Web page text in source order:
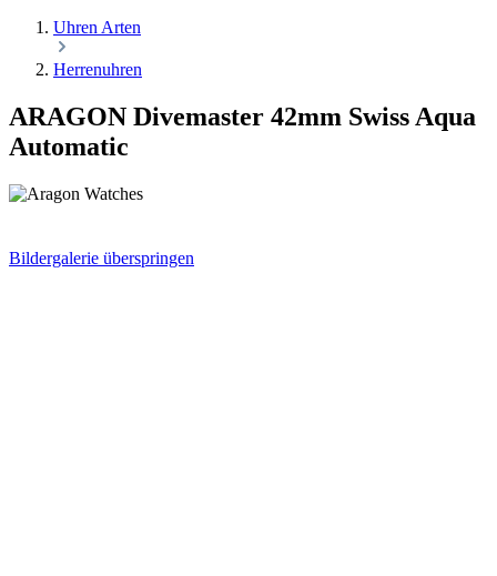
Uhren Arten
Herrenuhren
ARAGON Divemaster 42mm Swiss Aqua
Automatic
Bildergalerie überspringen